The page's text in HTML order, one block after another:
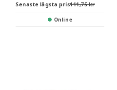
Senaste lägsta pris111,75 kr
Online